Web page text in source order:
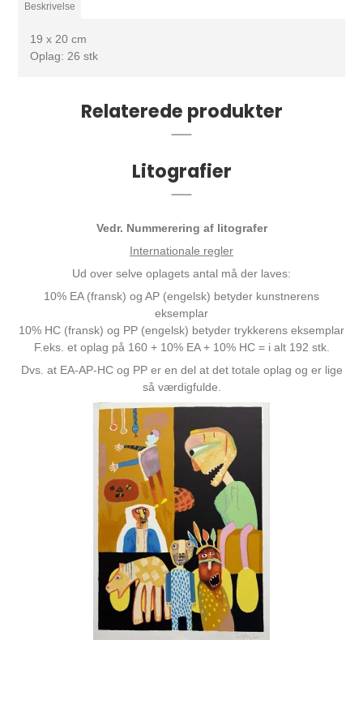
Beskrivelse
19 x 20 cm
Oplag: 26 stk
Relaterede produkter
Litografier
Vedr. Nummerering af litografer
Internationale regler
Ud over selve oplagets antal må der laves:
10% EA (fransk) og AP (engelsk) betyder kunstnerens
eksemplar
10% HC (fransk) og PP (engelsk) betyder trykkerens eksemplar
F.eks. et oplag på 160 + 10% EA + 10% HC = i alt 192 stk.
Dvs. at EA-AP-HC og PP er en del at det totale oplag og er lige
så værdigfulde.